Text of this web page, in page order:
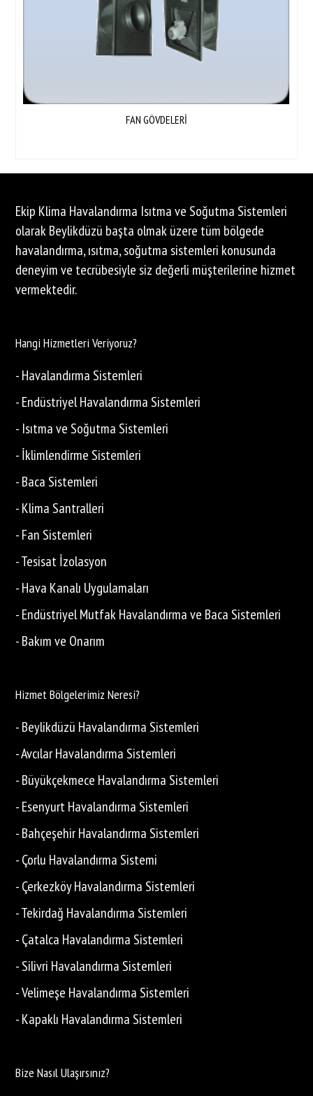
FAN GÖVDELERİ
Ekip Klima Havalandırma Isıtma ve Soğutma Sistemleri
olarak Beylikdüzü başta olmak üzere tüm bölgede
havalandırma, ısıtma, soğutma sistemleri konusunda
deneyim ve tecrübesiyle siz değerli müşterilerine hizmet
vermektedir.
Hangi Hizmetleri Veriyoruz?
- Havalandırma Sistemleri
- Endüstriyel Havalandırma Sistemleri
- Isıtma ve Soğutma Sistemleri
- İklimlendirme Sistemleri
- Baca Sistemleri
- Klima Santralleri
- Fan Sistemleri
- Tesisat İzolasyon
- Hava Kanalı Uygulamaları
- Endüstriyel Mutfak Havalandırma ve Baca Sistemleri
- Bakım ve Onarım
Hizmet Bölgelerimiz Neresi?
- Beylikdüzü Havalandırma Sistemleri
- Avcılar Havalandırma Sistemleri
- Büyükçekmece Havalandırma Sistemleri
- Esenyurt Havalandırma Sistemleri
- Bahçeşehir Havalandırma Sistemleri
- Çorlu Havalandırma Sistemi
- Çerkezköy Havalandırma Sistemleri
- Tekirdağ Havalandırma Sistemleri
- Çatalca Havalandırma Sistemleri
- Silivri Havalandırma Sistemleri
- Velimeşe Havalandırma Sistemleri
- Kapaklı Havalandırma Sistemleri
Bize Nasıl Ulaşırsınız?